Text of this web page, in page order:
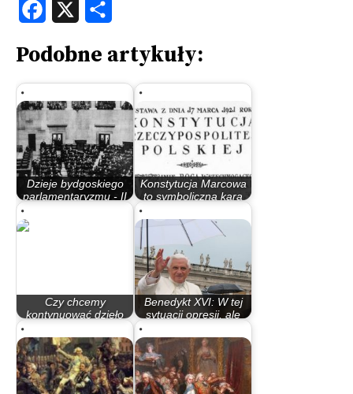
Facebook
Podobne artykuły:
Dzieje bydgoskiego
parlamentaryzmu - II
Konstytucja Marcowa
to symboliczna kara
Czy chcemy
kontynuować dzieło
Konstytucji 3 Maja,…
Benedykt XVI: W tej
sytuacji opresji, ale